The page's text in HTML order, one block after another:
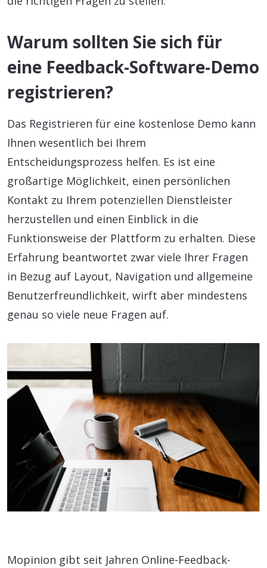
Warum sollten Sie sich für
eine Feedback-Software-Demo
registrieren?
Das Registrieren für eine kostenlose Demo kann
Ihnen wesentlich bei Ihrem
Entscheidungsprozess helfen. Es ist eine
großartige Möglichkeit, einen persönlichen
Kontakt zu Ihrem potenziellen Dienstleister
herzustellen und einen Einblick in die
Funktionsweise der Plattform zu erhalten. Diese
Erfahrung beantwortet zwar viele Ihrer Fragen
in Bezug auf Layout, Navigation und allgemeine
Benutzerfreundlichkeit, wirft aber mindestens
genau so viele neue Fragen auf.
Mopinion gibt seit Jahren Online-Feedback-